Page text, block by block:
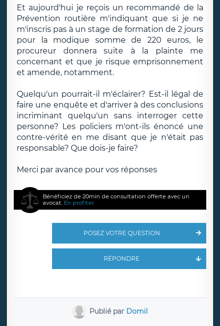
Et aujourd'hui je reçois un recommandé de la
Prévention routière m'indiquant que si je ne
m'inscris pas à un stage de formation de 2 jours
pour la modique somme de 220 euros, le
procureur donnera suite à la plainte me
concernant et que je risque emprisonnement
et amende, notamment.
Quelqu'un pourrait-il m'éclairer? Est-il légal de
faire une enquête et d'arriver à des conclusions
incriminant quelqu'un sans interroger cette
personne? Les policiers m'ont-ils énoncé une
contre-vérité en me disant que je n'était pas
responsable? Que dois-je faire?
Merci par avance pour vos réponses
Bénéficiez de 20min de consultation offerte avec un
avocat. En profiter
POSEZ VOTRE QUESTION
RÉPONDRE
Publié par Domil